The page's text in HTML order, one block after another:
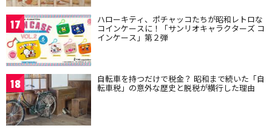
17 ハローキティ、ポチャッコたちが昭和レトロな
コインケースに！「サンリオキャラクターズ コ
インケース」第２弾
18 自転車を持つだけで税金？ 昭和まで続いた「自
転車税」の意外な歴史と脱税が横行した理由